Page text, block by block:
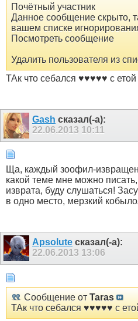
Почётный участник
Данное сообщение скрыто,
вашем списке
Посмотреть сообщение
Удалить пользователя из
ТАк что себался ♥♥♥♥♥ с
Gash сказал(-а):
22.06.2013 10:11
Ща, каждый зоофил-
какой теме мне можно
изврата, буду слушаться!
в одно место, мерзкий
Apsolute сказал(-а):
22.06.2013 13:06
Сообщение от Taras
ТАк что себался ♥♥♥♥♥ с